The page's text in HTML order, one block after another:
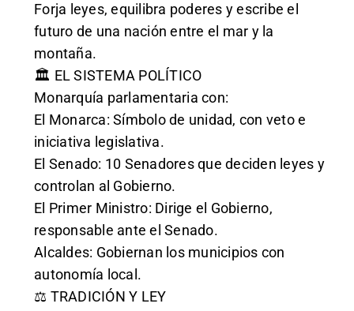
Forja leyes, equilibra poderes y escribe el
futuro de una nación entre el mar y la
montaña.
🏛️ EL SISTEMA POLÍTICO
Monarquía parlamentaria con:
El Monarca: Símbolo de unidad, con veto e
iniciativa legislativa.
El Senado: 10 Senadores que deciden leyes y
controlan al Gobierno.
El Primer Ministro: Dirige el Gobierno,
responsable ante el Senado.
Alcaldes: Gobiernan los municipios con
autonomía local.
⚖️ TRADICIÓN Y LEY